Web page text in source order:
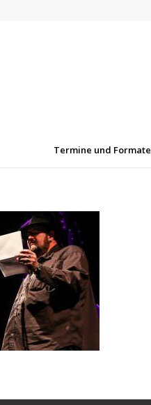
Termine und Formate